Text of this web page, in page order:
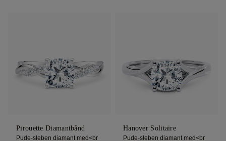
Pirouette Diamantbånd
Pude-sleben diamant med<br
Hanover Solitaire
Pude-sleben diamant med<br